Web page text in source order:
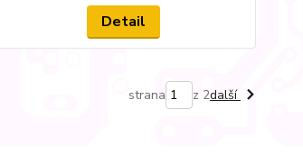
Detail
strana z 2další